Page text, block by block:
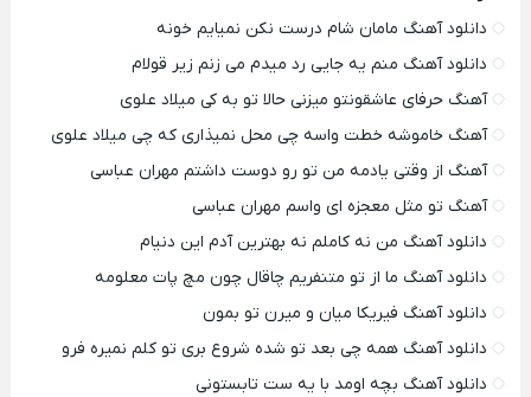
دانلود آهنگ مامان شام درست نکن نمیایم خونه
دانلود آهنگ منم یه جایی رد میدم می زنم زیر قولام
آهنگ حرفای عاشقونتو میزنی حالا تو به کی میلاد علوی
آهنگ خاموشه خطت واسه چی محل نمیذاری که چی میلاد علوی
آهنگ از وقتی یادمه من تو رو دوست داشتم مهران عباسی
آهنگ تو مثل معجزه ای واسم مهران عباسی
دانلود آهنگ من نه کاملم نه بهترین آدم این دنیام
دانلود آهنگ ما از تو متنفریم چاقال چون مچ پات معلومه
دانلود آهنگ فیریکا میان و میرن تو بمون
دانلود آهنگ همه چی بعد تو شده شروع بری تو کلم نمیره فرو
دانلود آهنگ بچه اومد با یه ست تابستونی